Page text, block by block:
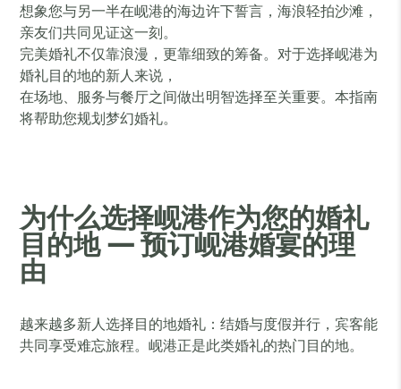
想象您与另一半在岘港的海边许下誓言，海浪轻拍沙滩，
亲友们共同见证这一刻。
完美婚礼不仅靠浪漫，更靠细致的筹备。对于选择岘港为
婚礼目的地的新人来说，
在场地、服务与餐厅之间做出明智选择至关重要。本指南
将帮助您规划梦幻婚礼。
为什么选择岘港作为您的婚礼
目的地 — 预订岘港婚宴的理
由
越来越多新人选择目的地婚礼：结婚与度假并行，宾客能
共同享受难忘旅程。岘港正是此类婚礼的热门目的地。